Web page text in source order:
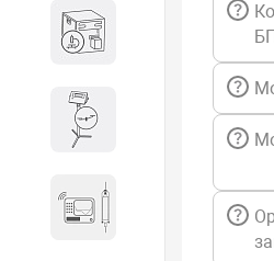
Атомно-
Весы и весовое
оборудование